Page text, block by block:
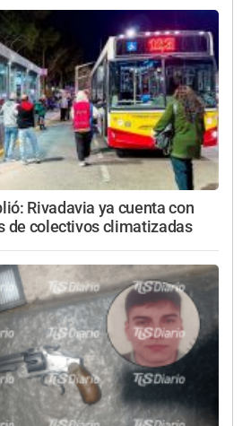
Rivadavia ya cuenta con
de colectivos climatizadas